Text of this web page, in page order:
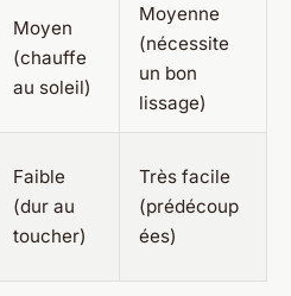
Moyen
(chauffe
au soleil)
Moyenne
(nécessite
un bon
lissage)
Faible
(dur au
toucher)
Très facile
(prédécoup
ées)